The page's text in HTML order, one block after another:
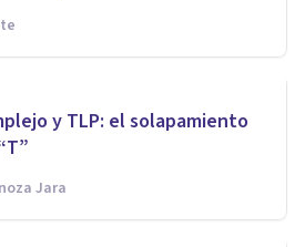
y TLP: el solapamiento
Jara